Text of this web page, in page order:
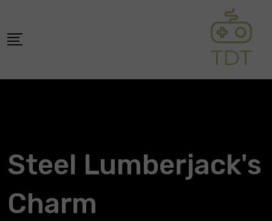
content
Steel Lumberjack's
Charm